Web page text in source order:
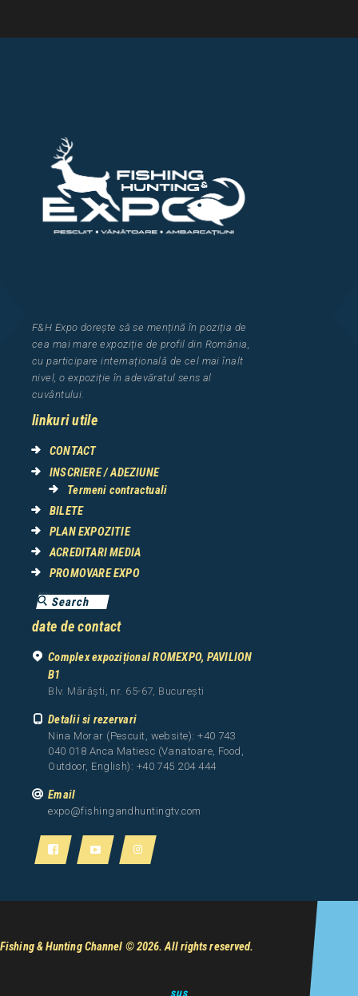
F&H Expo dorește să se mențină în poziția de
cea mai mare expoziție de profil din România,
cu participare internațională de cel maiînalt
nivel, o expoziție în adevăratul sens al
cuvântului.
linkuri utile
CONTACT
INSCRIERE / ADEZIUNE
Termeni contractuali
BILETE
PLAN EXPOZITIE
ACREDITARI MEDIA
PROMOVARE EXPO
date de contact
Complex expozițional ROMEXPO, PAVILION
B1
Blv. Mărăști, nr. 65-67, București
Detalii si rezervari
Nina Morar (Pescuit, website): +40 743
040 018 Anca Matiesc (Vanatoare, Food,
Outdoor, English): +40 745 204 444
Email
expo@fishingandhuntingtv.com
Fishing & Hunting Channel © 2026. All rights reserved.
sus